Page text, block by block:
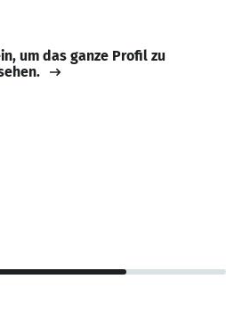
um das ganze Profil zu